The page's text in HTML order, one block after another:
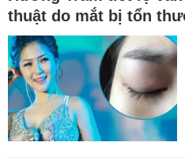
thuật do mắt bị tổn